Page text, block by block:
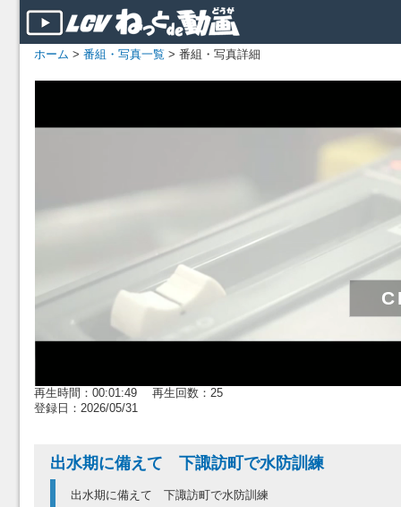
ホーム > 番組・写真一覧 > 番組・写真詳細
再生時間：00:01:49 再生回数：25
登録日：2026/05/31
出水期に備えて 下諏訪町で水防訓練
出水期に備えて 下諏訪町で水防訓練